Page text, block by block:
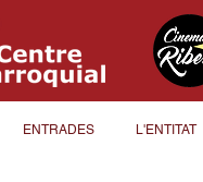
ENTRADES L'ENTITAT